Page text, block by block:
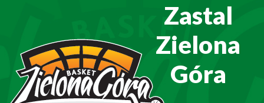
Zastal
Zielona
Góra